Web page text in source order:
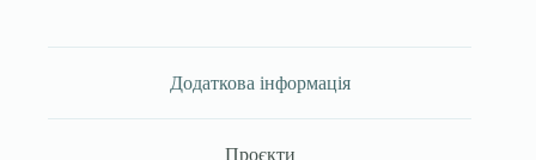
Додаткова інформація
Проєкти